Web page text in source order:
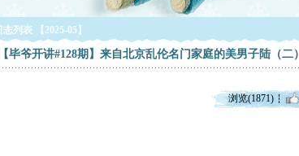
列表 【2025-05】
【毕爷开讲#128期】来自北京乱伦名门家庭的美男子陆（二）
浏览(1871)